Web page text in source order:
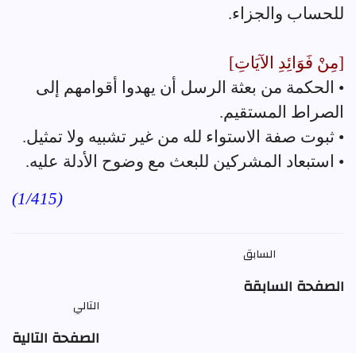
للحساب والجزاء.
[مِنْ فَوَائِدِ الآيَاتِ]
• الحكمة من بعثة الرسل أن يهدوا أقوامهم إلى
الصراط المستقيم.
• ثبوت صفة الاستواء لله من غير تشبيه ولا تمثيل.
• استبعاد المشركين للبعث مع وضوح الأدلة عليه.
(1/415)
السابق
الصفحة السابقة
التالي
الصفحة التالية